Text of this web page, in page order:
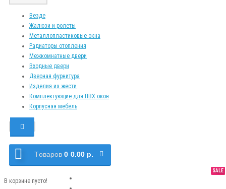
Везде
Жалюзи и ролеты
Металлопластиковые окна
Радиаторы отопления
Межкомнатные двери
Входные двери
Дверная фурнитура
Изделия из жести
Комплектующие для ПВХ окон
Корпусная мебель
Tоваров 0 0.00 р.
В корзине пусто!
NEW
TOP
SALE